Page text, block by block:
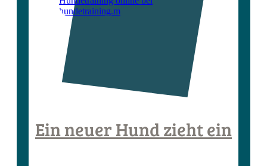
Ein neuer Hund zieht ein